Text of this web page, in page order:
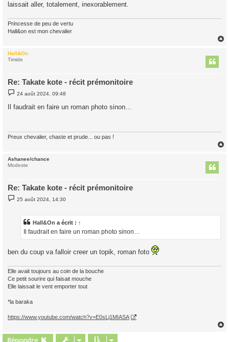
laissait aller, totalement, inexorablement.
Princesse de peu de vertu
Hall&on est mon chevalier
Hall&On
Timide
Re: Takate kote - récit prémonitoire
M
e
s
s
24 août 2024, 09:48
Il faudrait en faire un roman photo sinon…
Preux chevalier, chaste et prude... ou pas !
Ashanee/chance
Modeste
Re: Takate kote - récit prémonitoire
M25 août 2024, 14:30
Hall&On a écrit : ↑
Il faudrait en faire un roman photo sinon…
ben du coup va falloir creer un topik, roman foto
Elle avait toujours au coin de la bouche
Ce petit sourire qui faisait mouche
Elle laissait le vent emporter tout
*la baraka
https://www.youtube.com/watch?v=E0sLj1MIASA